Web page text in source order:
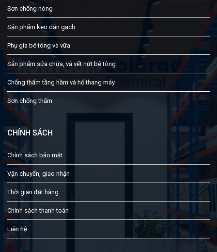
Sơn chống nóng
Sản phẩm keo dán gạch
Phụ gia bê tông và vữa
Sản phẩm sửa chữa, vá vết nứt bê tông
Chống thấm tầng hầm và hố thang máy
Sơn chống thấm
CHÍNH SÁCH
Chính sách bảo mật
Vận chuyển, giao nhận
Thời gian đặt hàng
Chính sách thanh toán
Liên hệ